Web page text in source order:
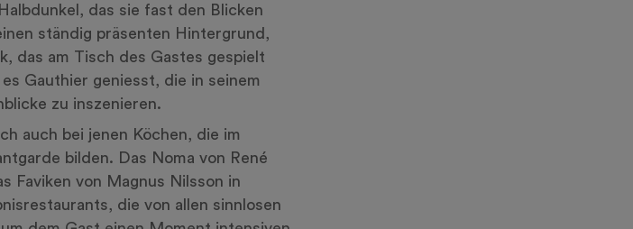
das sie fast den Blicken
ständig präsenten Hintergrund,
das am Tisch des Gastes gespielt
Gauthier geniesst, die in seinem
zu inszenieren.
auch bei jenen Köchen, die im
bilden. Das Noma von René
Faviken von Magnus Nilsson in
die von allen sinnlosen